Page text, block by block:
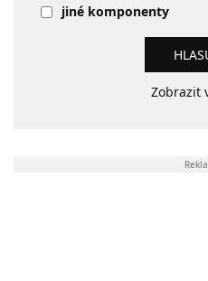
jiné komponenty
Zobrazit